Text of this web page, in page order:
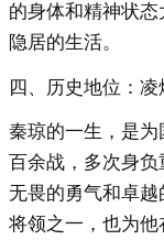
的身体和精神状
隐居的生活。
四、历史地位：
秦琼的一生，是
百余战，多次身
无畏的勇气和卓
将领之一，也为他